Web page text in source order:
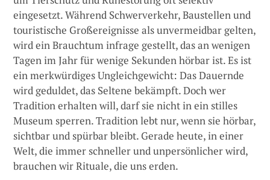
eingesetzt. Während Schwerverkehr, Baustellen und
touristische Großereignisse als unvermeidbar gelten,
wird ein Brauchtum infrage gestellt, das an wenigen
Tagen im Jahr für wenige Sekunden hörbar ist. Es ist
ein merkwürdiges Ungleichgewicht: Das Dauernde
wird geduldet, das Seltene bekämpft. Doch wer
Tradition erhalten will, darf sie nicht in ein stilles
Museum sperren. Tradition lebt nur, wenn sie hörbar,
sichtbar und spürbar bleibt. Gerade heute, in einer
Welt, die immer schneller und unpersönlicher wird,
brauchen wir Rituale, die uns erden.